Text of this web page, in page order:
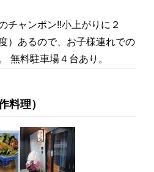
チャンポン!!小上がりに２
）あるので、お子様連れでの
無料駐車場４台あり。
料理）